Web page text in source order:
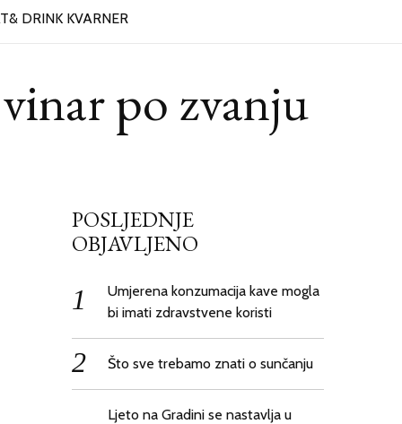
DRINK KVARNER
po zvanju
POSLJEDNJE
OBJAVLJENO
Umjerena konzumacija kave mogla
bi imati zdravstvene koristi
Što sve trebamo znati o sunčanju
Ljeto na Gradini se nastavlja u